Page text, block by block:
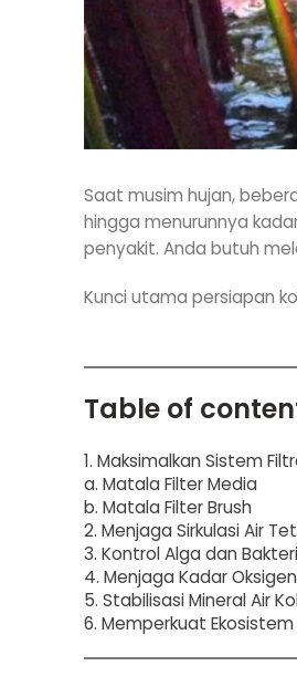
Saat musim hujan,
hingga menurunnya
penyakit. Anda butuh
Kunci utama persiapan
Table of
1. Maksimalkan Sistem
a. Matala Filter Media
b. Matala Filter Brush
2. Menjaga Sirkulasi Air
3. Kontrol Alga dan
4. Menjaga Kadar
5. Stabilisasi Mineral Air
6. Memperkuat